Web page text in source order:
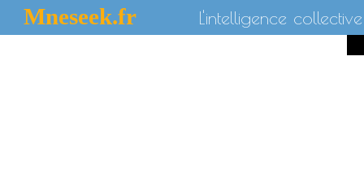
Mneseek.fr L'intelligence collective